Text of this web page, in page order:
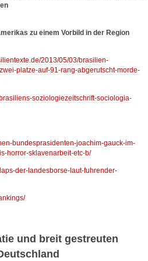
zu einem Vorbild in der Region
2013/05/03/brasilien-
platze-auf-91-rang-abgerutscht-morde-
soziologiezeitschrift-sociologia-
bundesprasidenten-joachim-gauck-im-
horror-sklavenarbeit-etc-b/
der-landesborse-laut-fuhrender-
und breit gestreuten